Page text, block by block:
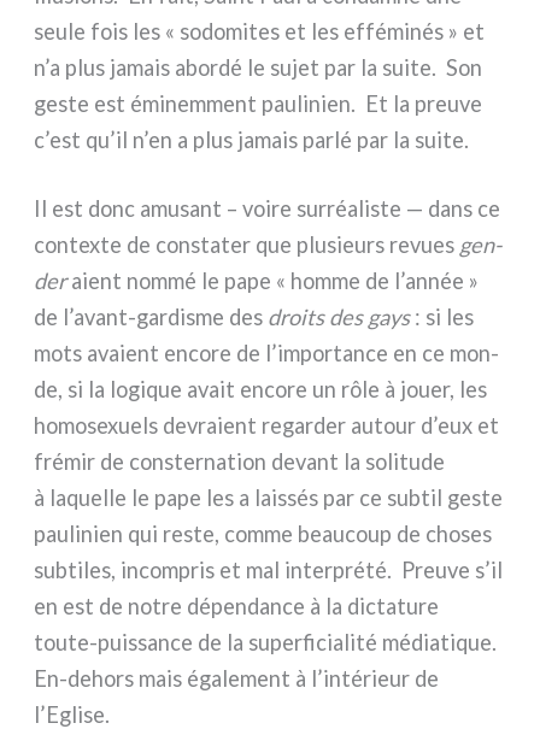
seu­le fois les « sodo­mi­tes et les effé­mi­nés » et
n’a plus jamais abor­dé le sujet par la sui­te. Son
geste est émi­nem­ment pau­li­nien. Et la pre­u­ve
c’est qu’il n’en a plus jamais par­lé par la sui­te.
Il est donc amu­sant – voi­re sur­réa­li­ste — dans ce
con­tex­te de con­sta­ter que plu­sieurs revues gen­
deraient nom­mé le pape « hom­me de l’année »
de l’avant-gardisme des droi­ts des gays: si les
mots ava­ient enco­re de l’importance en ce mon­
de, si la logi­que avait enco­re un rôle à jouer, les
homo­se­xuels devra­ient regar­der autour d’eux et
fré­mir de con­ster­na­tion devant la soli­tu­de
à laquel­le le pape les a lais­sés par ce sub­til geste
pau­li­nien qui reste, com­me beau­coup de cho­ses
sub­ti­les, incom­pris et mal inter­pré­té. Preuve s’il
en est de notre dépen­dan­ce à la dic­ta­tu­re
toute-puissance de la super­fi­cia­li­té média­ti­que.
En-dehors mais éga­le­ment à l’intérieur de
l’Eglise.